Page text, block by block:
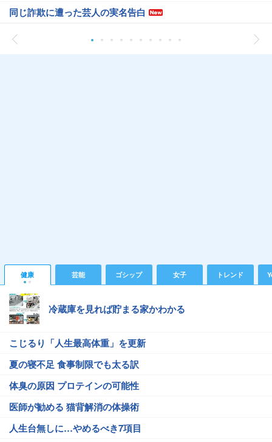
同じ詐欺に遭った芸人の実名告白
健康 芸能 ゴシップ 女子 トレンド
冷蔵庫を見れば貯まる家かわかる
こじるり「人生最高体重」を更新
夏の寝不足 食事制限でも太る訳
体臭の原因 プロテインの可能性
医師が勧める 猫背解消の体操術
人生台無しに…やめるべき7項目